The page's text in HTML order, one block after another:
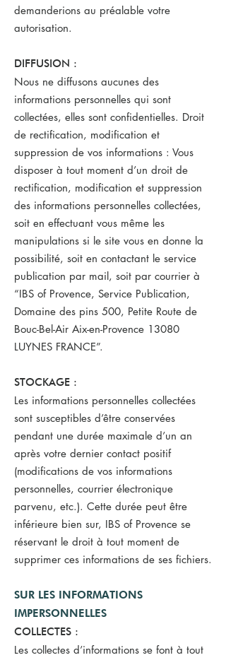
demanderions au préalable votre
autorisation.
DIFFUSION :
Nous ne diffusons aucunes des
informations personnelles qui sont
collectées, elles sont confidentielles. Droit
de rectification, modification et
suppression de vos informations : Vous
disposer à tout moment d’un droit de
rectification, modification et suppression
des informations personnelles collectées,
soit en effectuant vous même les
manipulations si le site vous en donne la
possibilité, soit en contactant le service
publication par mail, soit par courrier à
“IBS of Provence, Service Publication,
Domaine des pins 500, Petite Route de
Bouc-Bel-Air Aix-en-Provence 13080
LUYNES FRANCE”.
STOCKAGE :
Les informations personnelles collectées
sont susceptibles d’être conservées
pendant une durée maximale d’un an
après votre dernier contact positif
(modifications de vos informations
personnelles, courrier électronique
parvenu, etc.). Cette durée peut être
inférieure bien sur, IBS of Provence se
réservant le droit à tout moment de
supprimer ces informations de ses fichiers.
SUR LES INFORMATIONS
IMPERSONNELLES
COLLECTES :
Les collectes d’informations se font à tout